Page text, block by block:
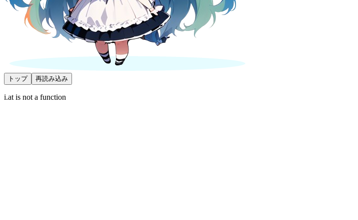
トップ 再読み込み
i.at is not a function